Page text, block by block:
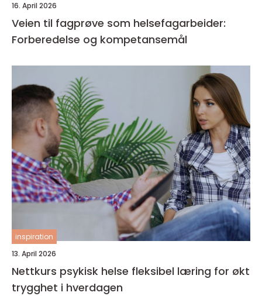
16. April 2026
Veien til fagprøve som helsefagarbeider:
Forberedelse og kompetansemål
inspiration
13. April 2026
Nettkurs psykisk helse fleksibel læring for økt
trygghet i hverdagen